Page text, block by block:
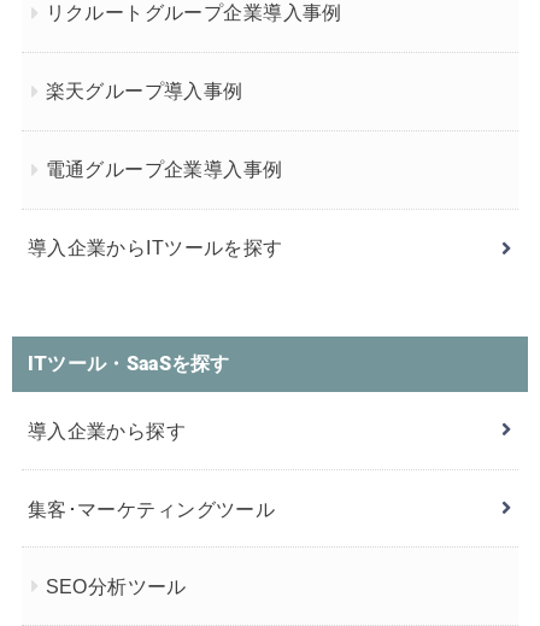
リクルートグループ企業導入事例
楽天グループ導入事例
電通グループ企業導入事例
導入企業からITツールを探す
ITツール・SaaSを探す
導入企業から探す
集客･マーケティングツール
SEO分析ツール